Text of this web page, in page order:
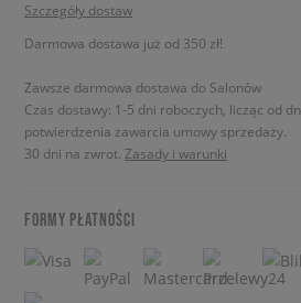
Szczegóły dostaw
Darmowa dostawa już od 350 zł!
Zawsze darmowa dostawa do Salonów
Czas dostawy: 1-5 dni roboczych, licząc od
potwierdzenia zawarcia umowy sprzedaży.
30 dni na zwrot. Zasady i warunki
FORMY PŁATNOŚCI